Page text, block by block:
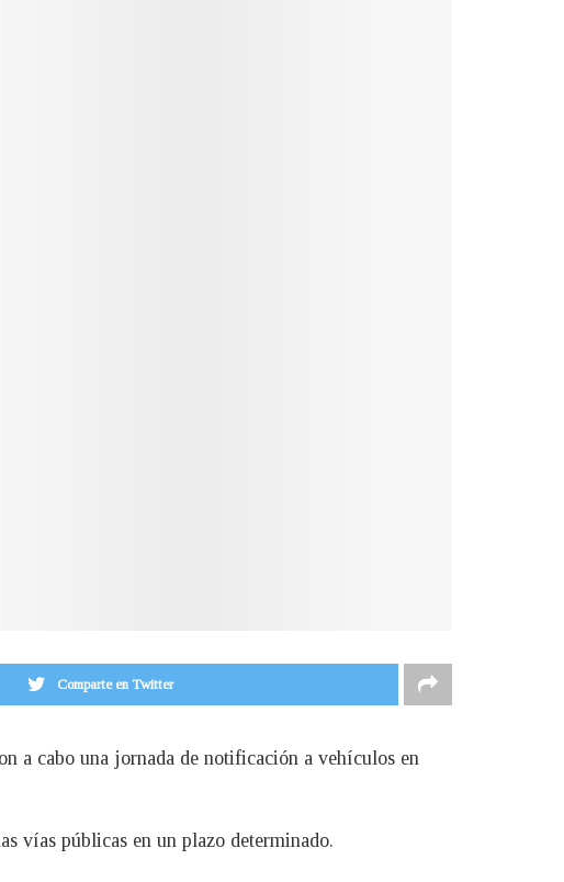
Comparte en Twitter
a cabo una jornada de notificación a vehículos en
vías públicas en un plazo determinado.